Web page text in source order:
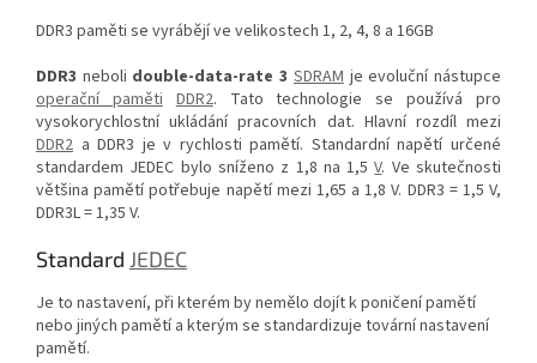
DDR3 paměti se vyrábějí ve velikostech 1, 2, 4, 8 a 16GB
DDR3 neboli double-data-rate 3 SDRAMje evoluční nástupce
operační paměti DDR2. Tato technologie se používá pro
vysokorychlostní ukládání pracovních dat. Hlavní rozdíl mezi
DDR2 a DDR3 je v rychlosti pamětí. Standardní napětí určené
standardem JEDEC bylo sníženo z 1,8 na 1,5V. Ve skutečnosti
většina pamětí potřebuje napětí mezi 1,65 a 1,8 V. DDR3 = 1,5 V,
DDR3L = 1,35 V.
Standard JEDEC
Je to nastavení, při kterém by nemělo dojít k poničení pamětí
nebo jiných pamětí a kterým se standardizuje tovární nastavení
pamětí.